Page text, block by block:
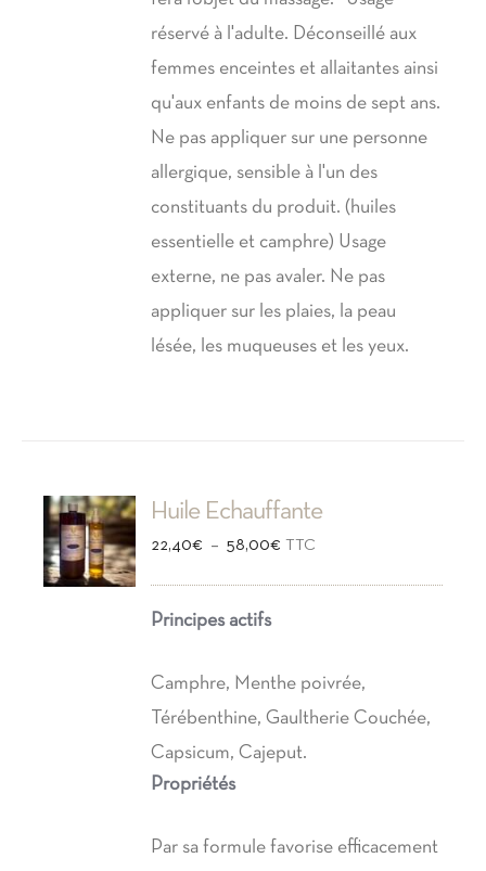
réservé à l'adulte. Déconseillé aux
femmes enceintes et allaitantes ainsi
qu'aux enfants de moins de sept ans.
Ne pas appliquer sur une personne
allergique, sensible à l'un des
constituants du produit. (huiles
essentielle et camphre) Usage
externe, ne pas avaler. Ne pas
appliquer sur les plaies, la peau
lésée, les muqueuses et les yeux.
CHOIX
DES
OPTIONS
CE
PRODUIT
Huile Echauffante
22,40€ – 58,00€ Plage
à
58,00€
TTC
Principes actifs
Camphre, Menthe poivrée,
Térébenthine, Gaultherie Couchée,
Capsicum, Cajeput.
Propriétés
Par sa formule favorise efficacement